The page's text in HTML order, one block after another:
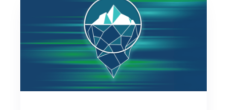
Komprimierung, Indizierung und
Bereinigungen werden dynamisch
angepasst, um unabhängig vom
Umfang stets maximale Leistung zu
gewährleisten.
Mehr erfahren
Iceberg-basierten Lakehouses
mithilfe einer zentralen End-to-End-
Lösung erfassen, transformieren,
regulieren, optimieren und
verwalten. So stehen qualitativ
hochwertige, vertrauenswürdige
Daten bereit, ohne weitere
Technologien einsetzen zu müssen.